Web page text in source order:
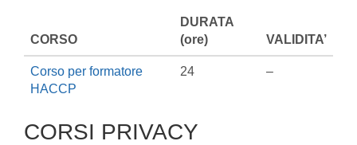
CORSO
DURATA
(ore)
VALIDITA’
Corso per formatore
HACCP
24 –
CORSI PRIVACY